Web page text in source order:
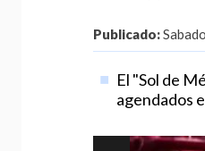
Publicado:
El "Sol de
agendados